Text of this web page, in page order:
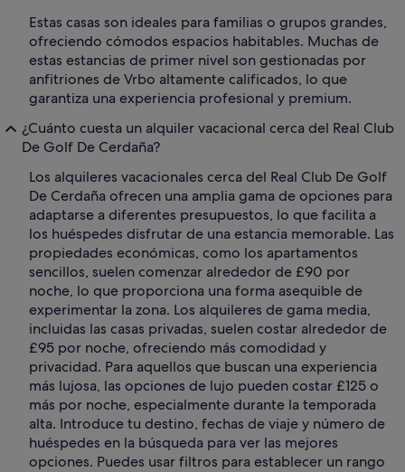
Estas casas son ideales para familias o grupos grandes,
ofreciendo cómodos espacios habitables. Muchas de
estas estancias de primer nivel son gestionadas por
anfitriones de Vrbo altamente calificados, lo que
garantiza una experiencia profesional y premium.
¿Cuánto cuesta un alquiler vacacional cerca del Real Club
De Golf De Cerdaña?
Los alquileres vacacionales cerca del Real Club De Golf
De Cerdaña ofrecen una amplia gama de opciones para
adaptarse a diferentes presupuestos, lo que facilita a
los huéspedes disfrutar de una estancia memorable. Las
propiedades económicas, como los apartamentos
sencillos, suelen comenzar alrededor de £90 por
noche, lo que proporciona una forma asequible de
experimentar la zona. Los alquileres de gama media,
incluidas las casas privadas, suelen costar alrededor de
£95 por noche, ofreciendo más comodidad y
privacidad. Para aquellos que buscan una experiencia
más lujosa, las opciones de lujo pueden costar £125 o
más por noche, especialmente durante la temporada
alta. Introduce tu destino, fechas de viaje y número de
huéspedes en la búsqueda para ver las mejores
opciones. Puedes usar filtros para establecer un rango